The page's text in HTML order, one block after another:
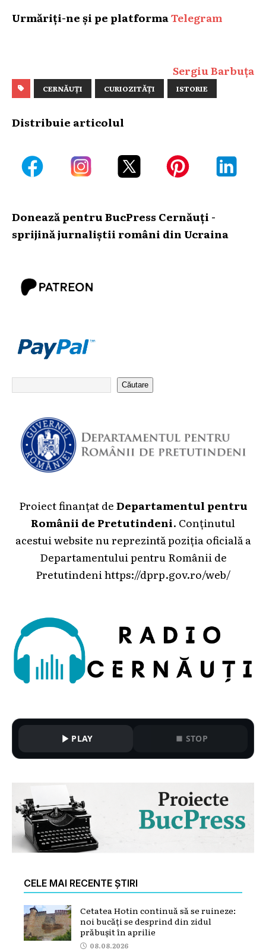
Urmăriți-ne și pe platformaTelegram
Sergiu Barbuța
CERNĂUȚI CURIOZITĂȚI ISTORIE
Distribuie articolul
Donează pentru BucPress Cernăuți -
sprijină jurnaliștii români din Ucraina
Căutare
Proiect finanțat deDepartamentul pentru
Românii de Pretutindeni. Conținutul
acestui website nu reprezintă poziția oficială a
Departamentului pentru Românii de
Pretutindeni https://dprp.gov.ro/web/
PLAY STOP
CELE MAI RECENTE ȘTIRI
Cetatea Hotin continuă să se ruineze:
noi bucăți se desprind din zidul
prăbușit în aprilie
08.08.2026